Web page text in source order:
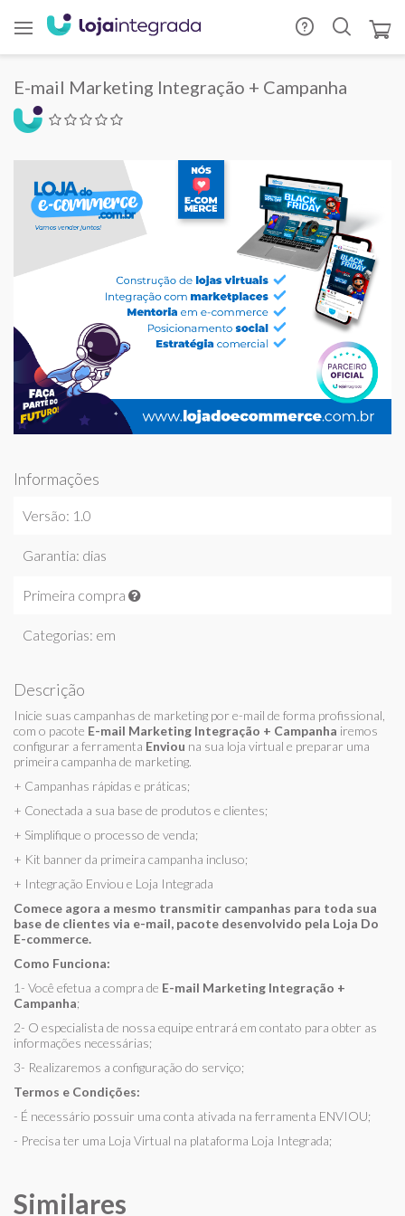
E-mail Marketing Integração + Campanha
Informações
Versão: 1.0
Garantia: dias
Primeira compra
Categorias: em
Descrição
Inicie suas campanhas de marketing por e-mail de forma profissional,
com o pacote E-mail Marketing Integração + Campanha iremos
configurar a ferramenta Enviou na sua loja virtual e preparar uma
primeira campanha de marketing.
+ Campanhas rápidas e práticas;
+ Conectada a sua base de produtos e clientes;
+ Simplifique o processo de venda;
+ Kit banner da primeira campanha incluso;
+ Integração Enviou e Loja Integrada
Comece agora a mesmo transmitir campanhas para toda sua
base de clientes via e-mail, pacote desenvolvido pela Loja Do
E-commerce.
Como Funciona:
1- Você efetua a compra de E-mail Marketing Integração +
Campanha;
2- O especialista de nossa equipe entrará em contato para obter as
informações necessárias;
3- Realizaremos a configuração do serviço;
Termos e Condições:
- É necessário possuir uma conta ativada na ferramenta ENVIOU;
- Precisa ter uma Loja Virtual na plataforma Loja Integrada;
Similares